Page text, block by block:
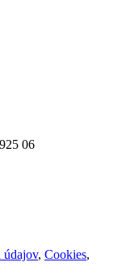
06
údajov, Cookies,